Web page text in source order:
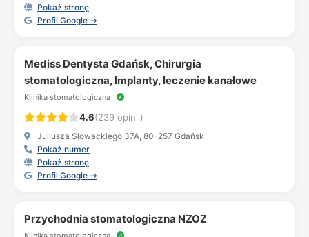
Pokaż stronę
Profil Google →
Mediss Dentysta Gdańsk, Chirurgia
stomatologiczna, Implanty, leczenie kanałowe
Klinika stomatologiczna
4.6(239 opinii)
Juliusza Słowackiego 37A, 80-257 Gdańsk
Pokaż numer
Pokaż stronę
Profil Google →
Przychodnia stomatologiczna NZOZ